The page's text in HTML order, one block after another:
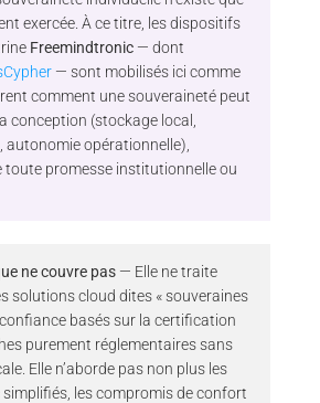
exercée. À ce titre, les dispositifs
Freemindtronic — dont
— sont mobilisés ici comme
comment une souveraineté peut
conception (stockage local,
opérationnelle),
toute promesse institutionnelle ou
ne couvre pas — Elle ne traite
solutions cloud dites « souveraines
basés sur la certification
purement réglementaires sans
Elle n’aborde pas non plus les
les compromis de confort